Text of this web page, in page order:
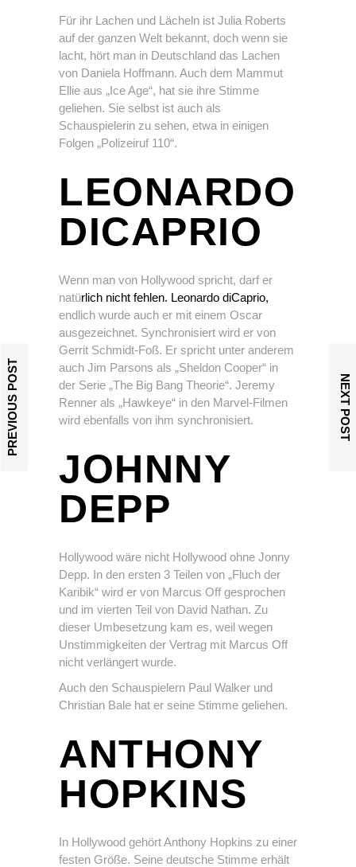
Für ihr Lachen und Lächeln ist Julia Roberts
auf der ganzen Welt bekannt, doch wenn sie
lacht, hört man in Deutschland das Lachen
von Daniela Hoffmann. Auch dem Mammut
Ellie aus „Ice Age“, hat sie ihre Stimme
geliehen. Sie selbst ist auch als
Schauspielerin zu sehen, etwa in einigen
Folgen „Polizeiruf 110“.
LEONARDO
DICAPRIO
Wenn man von Hollywood spricht, darf er
natürlich nicht fehlen. Leonardo diCaprio,
endlich wurde auch er mit einem Oscar
ausgezeichnet. Synchronisiert wird er von
Gerrit Schmidt-Foß. Er spricht unter anderem
auch Jim Parsons als „Sheldon Cooper“ in
der Serie „The Big Bang Theorie“. Jeremy
Renner als „Hawkeye“ in den Marvel-Filmen
wird ebenfalls von ihm synchronisiert.
JOHNNY
DEPP
Hollywood wäre nicht Hollywood ohne Jonny
Depp. In den ersten 3 Teilen von „Fluch der
Karibik“ wird er von Marcus Off gesprochen
und im vierten Teil von David Nathan. Zu
dieser Umbesetzung kam es, weil wegen
Unstimmigkeiten der Vertrag mit Marcus Off
nicht verlängert wurde.
Auch den Schauspielern Paul Walker und
Christian Bale hat er seine Stimme geliehen.
ANTHONY
HOPKINS
In Hollywood gehört Anthony Hopkins zu einer
festen Größe. Seine deutsche Stimme erhält
PREVIOUS POST NEXT POST